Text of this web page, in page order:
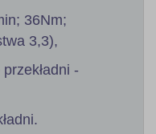
36Nm;
3,3),
-